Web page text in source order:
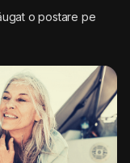
o postare pe